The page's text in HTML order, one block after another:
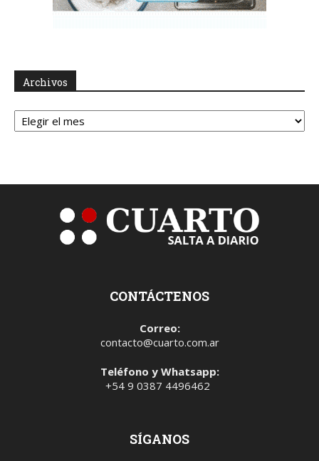
Archivos
Archivos
CONTÁCTENOS
Correo:
contacto@cuarto.com.ar
Teléfono y Whatsapp:
+54 9 0387 4496462
SÍGANOS